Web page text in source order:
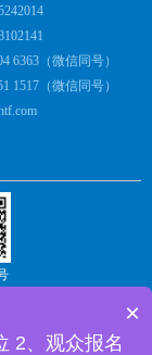
6363（微信同号）
1517（微信同号）
私政策 |
×
2、观众报名